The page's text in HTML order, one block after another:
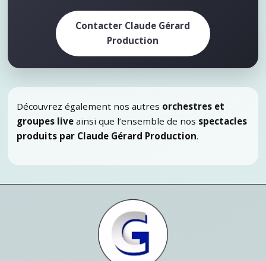
Contacter Claude Gérard
Production
Découvrez également nos autres orchestres et
groupes liveainsi que l’ensemble de nos spectacles
produits par Claude Gérard Production.